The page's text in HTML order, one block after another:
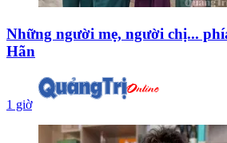
Những người mẹ, người chị...
Hãn
1 giờ